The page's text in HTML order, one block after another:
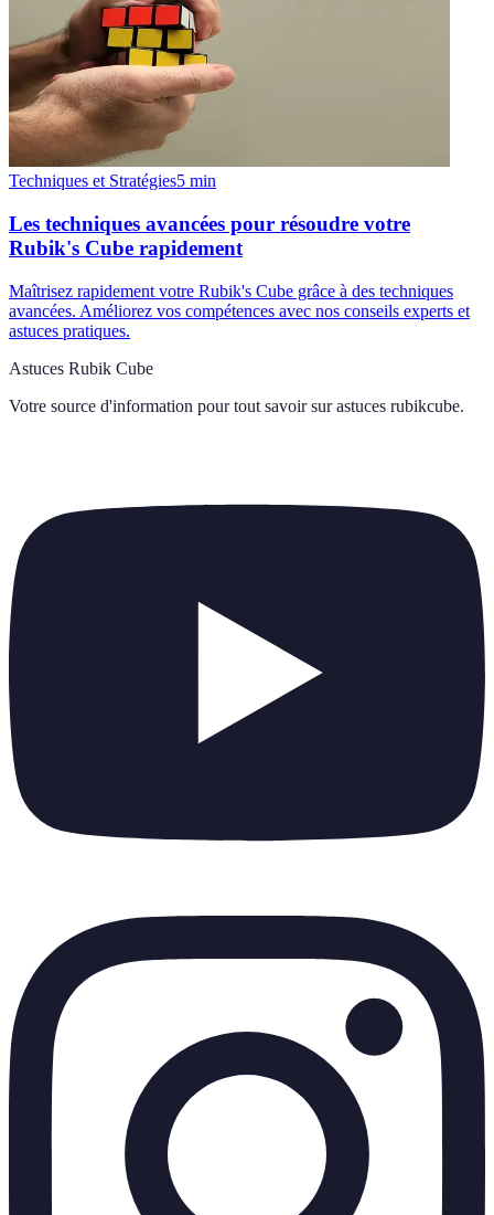
Techniques et Stratégies5 min
Les techniques avancées pour résoudre votre
Rubik's Cube rapidement
Maîtrisez rapidement votre Rubik's Cube grâce à des techniques
avancées. Améliorez vos compétences avec nos conseils experts et
astuces pratiques.
Astuces Rubik Cube
Votre source d'information pour tout savoir sur astuces rubikcube.